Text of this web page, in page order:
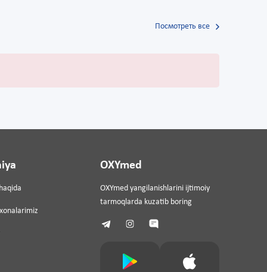
Посмотреть все
OXYmed
OXYmed yangilanishlarini ijtimoiy
tarmoqlarda kuzatib boring